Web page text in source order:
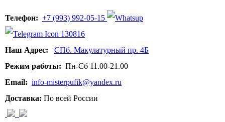
Телефон: +7 (993) 992-05-15
Наш Адрес: СПб. Макулатурный пр. 4Б
Режим работы: Пн-Сб 11.00-21.00
Email: info-misterpufik@yandex.ru
Доставка: По всей России